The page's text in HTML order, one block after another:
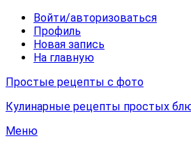
Войти/авторизоваться
Профиль
Новая запись
На главную
Простые рецепты с фото
Кулинарные рецепты простых
Меню